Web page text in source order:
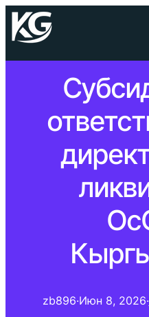
zb896·Июн 8, 2026·